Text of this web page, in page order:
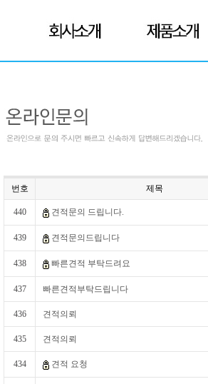
번호 제목
440 견적문의 드립니다.
439 견적문의드립니다
438 빠른견적 부탁드려요
437 빠른견적부탁드립니다
436 견적의뢰
435 견적의뢰
434 견적 요청